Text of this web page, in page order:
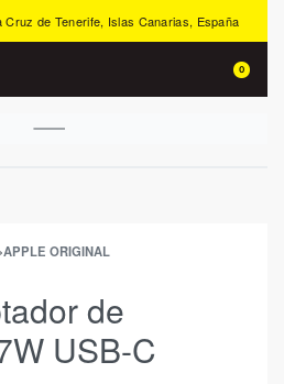
Cruz de Tenerife, Islas Canarias, España
0
›APPLE ORIGINAL
de
USB-C